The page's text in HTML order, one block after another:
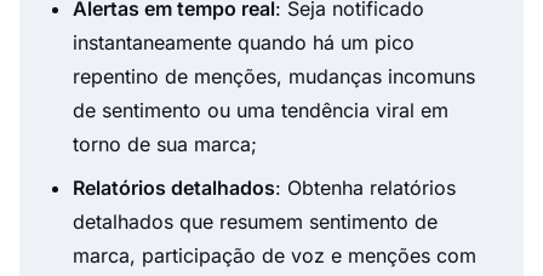
Alertas em tempo real: Seja notificado
instantaneamente quando há um pico
repentino de menções, mudanças incomuns
de sentimento ou uma tendência viral em
torno de sua marca;
Relatórios detalhados: Obtenha relatórios
detalhados que resumem sentimento de
marca, participação de voz e menções com